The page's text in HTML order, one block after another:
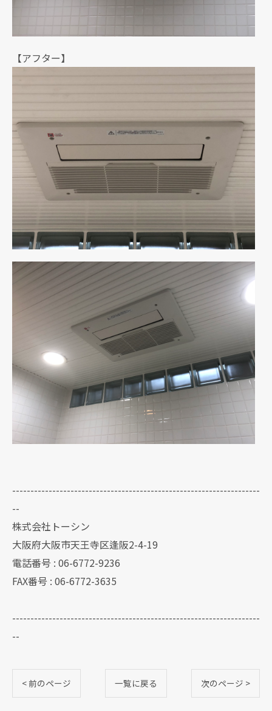
【アフター】
--------------------------------------------------------------------
--
株式会社トーシン
大阪府大阪市天王寺区逢阪2-4-19
電話番号 : 06-6772-9236
FAX番号 : 06-6772-3635
--------------------------------------------------------------------
--
< 前のページ 一覧に戻る 次のページ >